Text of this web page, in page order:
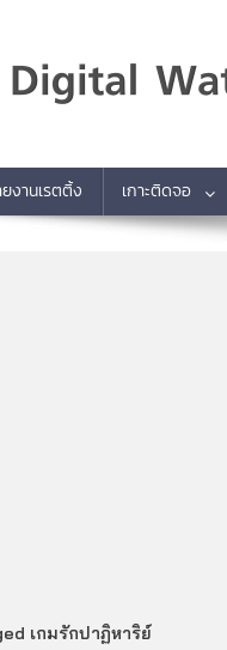
งานเรตติ้ง เกาะติดจอ
เกมรักปาฏิหาริย์